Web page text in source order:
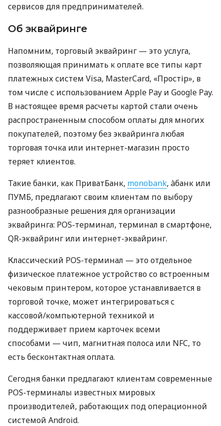
сервисов для предпринимателей.
Об эквайринге
Напомним, торговый эквайринг — это услуга,
позволяющая принимать к оплате все типы карт
платежных систем Visa, MasterCard, «Простір», в
том числе с использованием Apple Pay и Google Pay.
В настоящее время расчеты картой стали очень
распространенным способом оплаты для многих
покупателей, поэтому без эквайринга любая
торговая точка или интернет-магазин просто
теряет клиентов.
Такие банки, как ПриватБанк, monobank, àбанк или
ПУМБ, предлагают своим клиентам по выбору
разнообразные решения для организации
эквайринга: POS-терминал, терминал в смартфоне,
QR-эквайринг или интернет-эквайринг.
Классический POS-терминал — это отдельное
физическое платежное устройство со встроенным
чековым принтером, которое устанавливается в
торговой точке, может интегрироваться с
кассовой/компьютерной техникой и
поддерживает прием карточек всеми
способами — чип, магнитная полоса или NFC, то
есть бесконтактная оплата.
Сегодня банки предлагают клиентам современные
POS-терминалы известных мировых
производителей, работающих под операционной
системой Android.